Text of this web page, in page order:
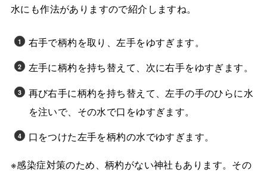
水にも作法がありますので紹介しますね。
右手で柄杓を取り、左手をゆすぎます。
左手に柄杓を持ち替えて、次に右手をゆすぎます。
再び右手に柄杓を持ち替えて、左手の手のひらに水
を注いで、その水で口をゆすぎます。
口をつけた左手を柄杓の水でゆすぎます。
※感染症対策のため、柄杓がない神社もあります。その